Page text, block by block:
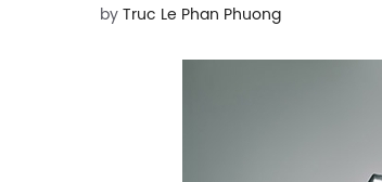
by Truc Le Phan Phuong